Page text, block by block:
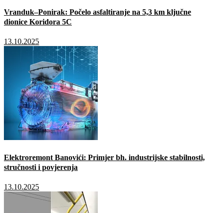
Vranduk–Ponirak: Počelo asfaltiranje na 5,3 km ključne
dionice Koridora 5C
13.10.2025
Elektroremont Banovići: Primjer bh. industrijske stabilnosti,
stručnosti i povjerenja
13.10.2025